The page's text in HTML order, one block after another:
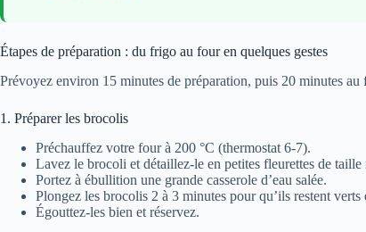
Étapes de préparation : du frigo au four en quelques gestes
Prévoyez environ 15 minutes de préparation, puis 20 minutes
1. Préparer les brocolis
Préchauffez votre four à 200 °C (thermostat 6-7).
Lavez le brocoli et détaillez-le en petites fleurettes de taille
Portez à ébullition une grande casserole d’eau salée.
Plongez les brocolis 2 à 3 minutes pour qu’ils restent verts
Égouttez-les bien et réservez.